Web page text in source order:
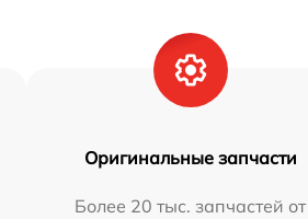
Оригинальные запчасти
Более 20 тыс. запчастей от